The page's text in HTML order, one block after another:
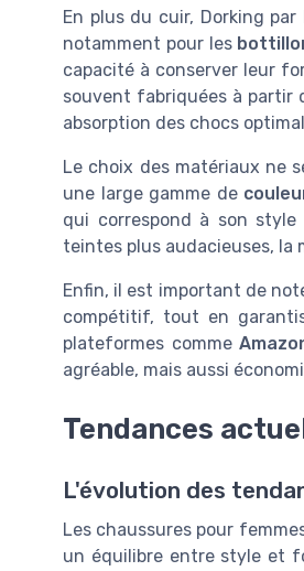
En plus du cuir, Dorking
notamment pour les
capacité à conserver leur
souvent fabriquées à partir
absorption des chocs
Le choix des matériaux ne
une large gamme de
qui correspond à son style
teintes plus audacieuses,
Enfin, il est important de
compétitif, tout en
plateformes comme
agréable, mais aussi
Tendances
L'évolution des
Les chaussures pour
un équilibre entre style et